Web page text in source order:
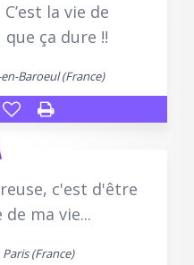
la vie de
ça dure !!
Baroeul (France)
c'est d'être
ma vie...
(France)